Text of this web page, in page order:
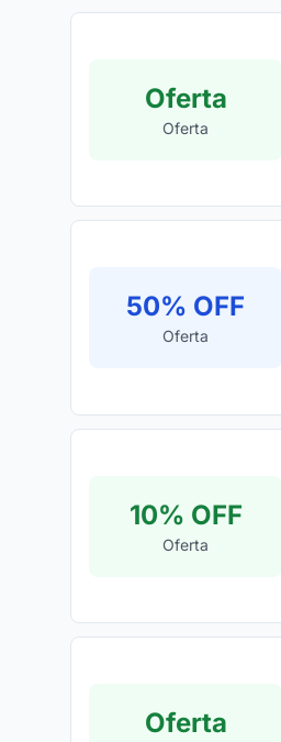
Oferta
Oferta
50% OFF
Oferta
10% OFF
Oferta
Oferta